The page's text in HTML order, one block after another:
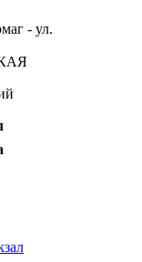
- ул.